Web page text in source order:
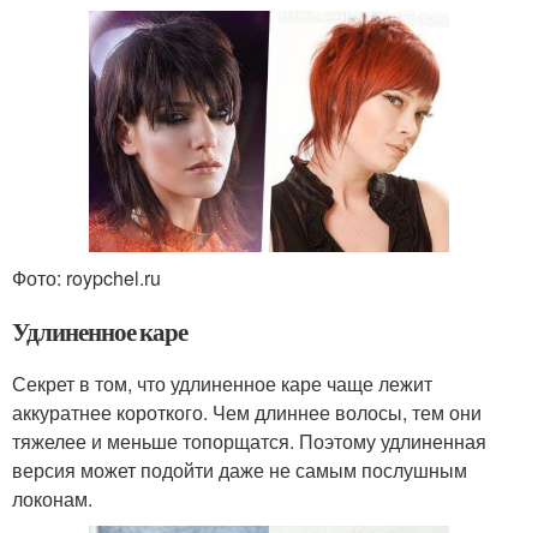
Фото: roypchel.ru
Удлиненное каре
Секрет в том, что удлиненное каре чаще лежит
аккуратнее короткого. Чем длиннее волосы, тем они
тяжелее и меньше топорщатся. Поэтому удлиненная
версия может подойти даже не самым послушным
локонам.